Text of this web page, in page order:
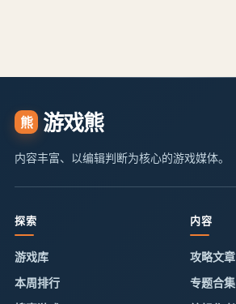
熊 游戏熊
内容丰富、以编辑判断为核心的游戏媒体。
探索
游戏库
本周排行
内容
攻略文章
专题合集